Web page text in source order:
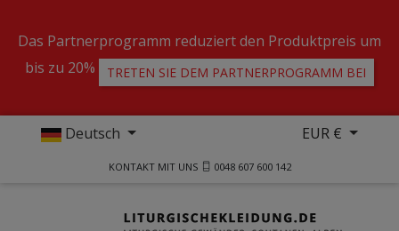
Das Partnerprogramm reduziert den Produktpreis um
bis zu 20%
TRETEN SIE DEM PARTNERPROGRAMM BEI
Deutsch EUR €
KONTAKT MIT UNS 0048 607 600 142